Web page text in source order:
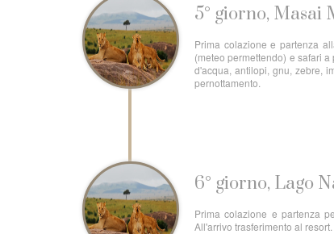
5° giorno, Masai
Prima colazione e partenza
(meteo permettendo) e safari
d'acqua, antilopi, gnu, zebre,
pernottamento.
6° giorno, Lago
Prima colazione e partenza
All'arrivo trasferimento al